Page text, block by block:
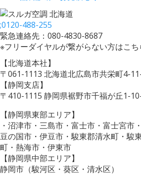
;0120-488-255
緊急連絡先：080-4830-8687
※フリーダイヤルが繋がらない方はこち
【北海道本社】
〒061-1113 北海道北広島市共栄町4-
【静岡支店】
〒410-1115 静岡県裾野市千福が丘1-
【静岡県東部エリア】
・沼津市・三島市・富士市・富士宮市
豆の国市・伊豆市・駿東郡清水町・駿
町・熱海市・伊東市
【静岡県中部エリア】
静岡市（駿河区・葵区・清水区）